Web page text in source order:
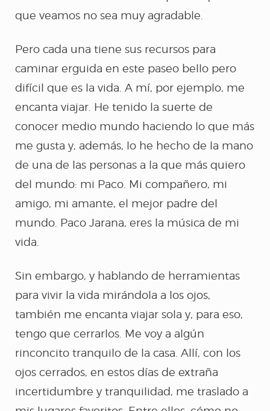
que veamos no sea muy agradable.
Pero cada una tiene sus recursos para
caminar erguida en este paseo bello pero
difícil que es la vida. A mí, por ejemplo, me
encanta viajar. He tenido la suerte de
conocer medio mundo haciendo lo que más
me gusta y, además, lo he hecho de la mano
de una de las personas a la que más quiero
del mundo: mi Paco. Mi compañero, mi
amigo, mi amante, el mejor padre del
mundo. Paco Jarana, eres la música de mi
vida.
Sin embargo, y hablando de herramientas
para vivir la vida mirándola a los ojos,
también me encanta viajar sola y, para eso,
tengo que cerrarlos. Me voy a algún
rinconcito tranquilo de la casa. Allí, con los
ojos cerrados, en estos días de extraña
incertidumbre y tranquilidad, me traslado a